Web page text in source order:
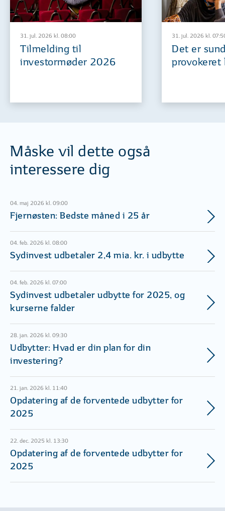
31. jul. 2026 kl. 08:00
Tilmelding til
investormøder 2026
31. jul. 2026 kl.
Det er
provokeret
Måske vil dette også
interessere dig
04. maj 2026 kl. 09:00
Fjernøsten: Bedste måned i 25 år
04. feb. 2026 kl. 08:00
Sydinvest udbetaler 2,4 mia. kr. i udbytte
04. feb. 2026 kl. 07:00
Sydinvest udbetaler udbytte for 2025, og
kurserne falder
28. jan. 2026 kl. 09:30
Udbytter: Hvad er din plan for din
investering?
21. jan. 2026 kl. 11:40
Opdatering af de forventede udbytter for
2025
22. dec. 2025 kl. 13:30
Opdatering af de forventede udbytter for
2025